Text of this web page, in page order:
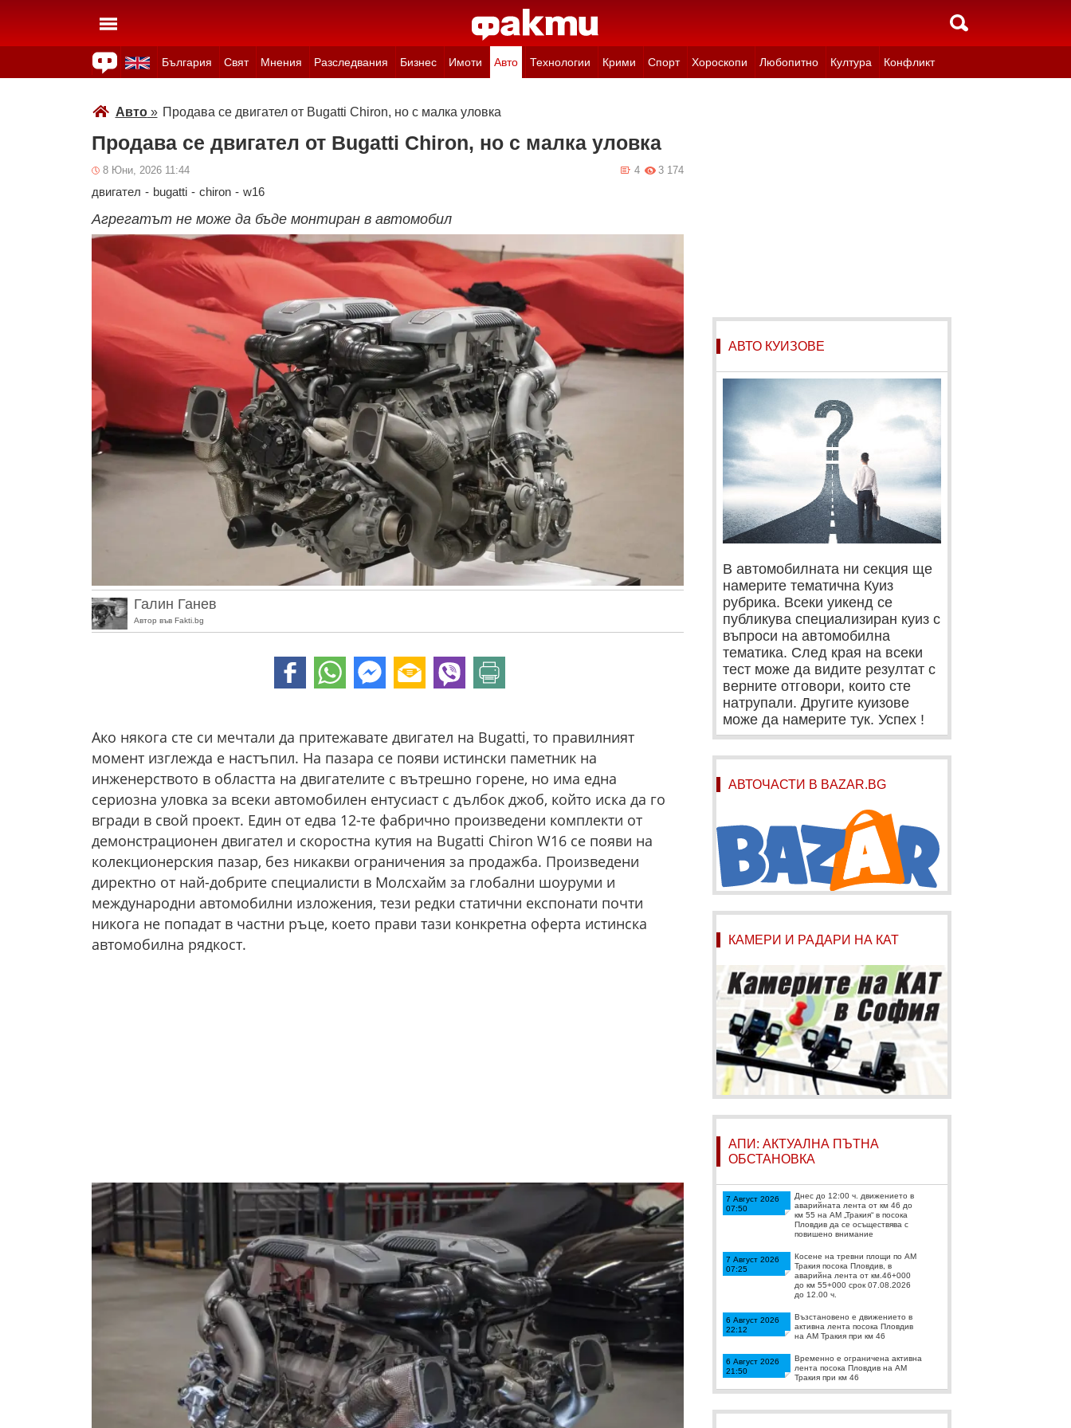
България Свят Мнения Разследвания Бизнес Имоти Авто Технологии Крими Спорт Хороскопи Любопитно Култура Конфликт
Авто» Продава се двигател от Bugatti Chiron, но с малка уловка
Продава се двигател от Bugatti Chiron, но с малка уловка
8 Юни, 2026 11:44 3 174
4
двигател - bugatti - chiron - w16
Агрегатът не може да бъде монтиран в автомобил
Галин Ганев
Автор във Fakti.bg
Ако някога сте си мечтали да притежавате двигател на Bugatti, то правилният
момент изглежда е настъпил. На пазара се появи истински паметник на
инженерството в областта на двигателите с вътрешно горене, но има една
сериозна уловка за всеки автомобилен ентусиаст с дълбок джоб, който иска да го
вгради в свой проект. Един от едва 12-те фабрично произведени комплекти от
демонстрационен двигател и скоростна кутия на Bugatti Chiron W16 се появи на
колекционерския пазар, без никакви ограничения за продажба. Произведени
директно от най-добрите специалисти в Молсхайм за глобални шоуруми и
международни автомобилни изложения, тези редки статични експонати почти
никога не попадат в частни ръце, което прави тази конкретна оферта истинска
автомобилна рядкост.
АВТО КУИЗОВЕ
В автомобилната ни секция ще
намерите тематична Куиз
рубрика. Всеки уикенд се
публикува специализиран куиз с
въпроси на автомобилна
тематика. След края на всеки
тест може да видите резултат с
верните отговори, които сте
натрупали. Другите куизове
може да намерите тук. Успех !
АВТОЧАСТИ В BAZAR.BG
КАМЕРИ И РАДАРИ НА КАТ
АПИ: АКТУАЛНА ПЪТНА
ОБСТАНОВКА
7 Август 2026
07:50
Днес до 12:00 ч. движението в
аварийната лента от км 46 до
км 55 на АМ „Тракия“ в посока
Пловдив да се осъществява с
повишено внимание
7 Август 2026
07:25
Косене на тревни площи по АМ
Тракия посока Пловдив, в
аварийна лента от км.46+000
до км 55+000 срок 07.08.2026
до 12.00 ч.
6 Август 2026
22:12
Възстановено е движението в
активна лента посока Пловдив
на АМ Тракия при км 46
6 Август 2026
21:50
Временно е ограничена активна
лента посока Пловдив на АМ
Тракия при км 46
20:50
МПС над 12т на АМ Тракия